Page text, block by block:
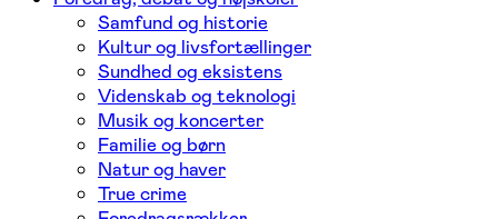
Samfund og historie
Kultur og livsfortællinger
Sundhed og eksistens
Videnskab og teknologi
Musik og koncerter
Familie og børn
Natur og haver
True crime